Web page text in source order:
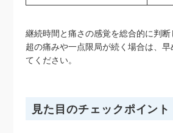
継続時間と痛さの感覚を総合的に判
超の痛みや一点限局が続く場合は、
てください。
見た目のチェックポイント